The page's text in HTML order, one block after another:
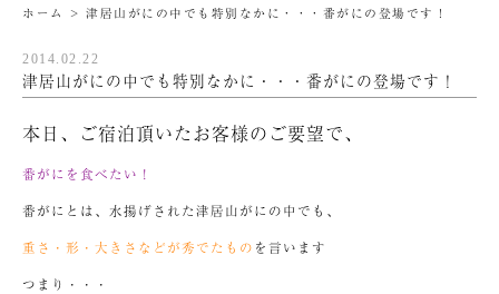
ホーム > 津居山がにの中でも特別なかに・・・番がにの登場です！
2014.02.22
津居山がにの中でも特別なかに・・・番がにの登場です！
本日、ご宿泊頂いたお客様のご要望で、
番がにを食べたい！
番がにとは、水揚げされた津居山がにの中でも、
重さ・形・大きさなどが秀でたもの を言います
つまり・・・